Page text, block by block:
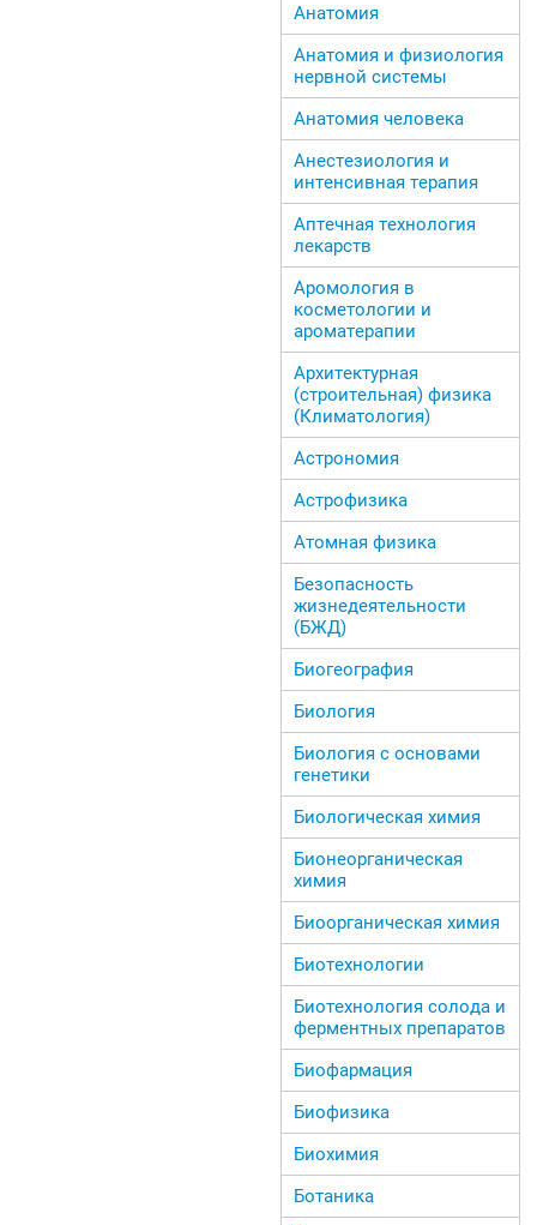
Анатомия
Анатомия и физиология
нервной системы
Анатомия человека
Анестезиология и
интенсивная терапия
Аптечная технология
лекарств
Аромология в
косметологии и
ароматерапии
Архитектурная
(строительная) физика
(Климатология)
Астрономия
Астрофизика
Атомная физика
Безопасность
жизнедеятельности
(БЖД)
Биогеография
Биология
Биология с основами
генетики
Биологическая химия
Бионеорганическая
химия
Биоорганическая химия
Биотехнологии
Биотехнология солода и
ферментных препаратов
Биофармация
Биофизика
Биохимия
Ботаника